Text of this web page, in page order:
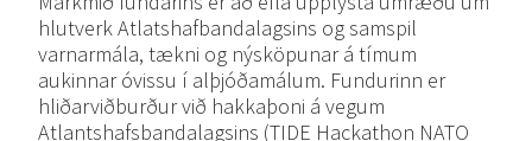
hlutverk Atlatshafbandalagsins og samspil
varnarmála, tækni og nýsköpunar á tímum
aukinnar óvissu í alþjóðamálum. Fundurinn er
hliðarviðburður við hakkaþoni á vegum
Atlantshafsbandalagsins (TIDE Hackathon NATO